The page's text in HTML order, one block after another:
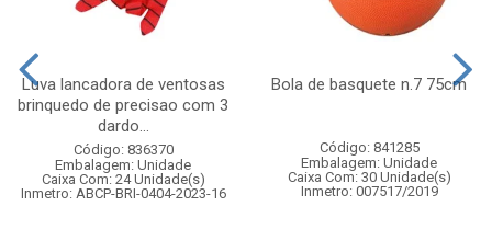
Luva lancadora de ventosas
brinquedo de precisao com 3
dardo...
Código: 836370
Embalagem: Unidade
Caixa Com: 24 Unidade(s)
Inmetro: ABCP-BRI-0404-2023-16
Bola de basquete n.7 75cm
Código: 841285
Embalagem: Unidade
Caixa Com: 30 Unidade(s)
Inmetro: 007517/2019